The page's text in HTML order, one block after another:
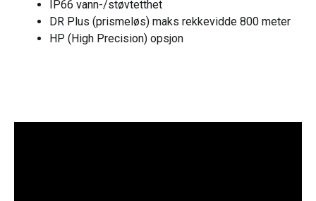
IP66 vann-/støvtetthet
DR Plus (prismeløs) maks rekkevidde 800 meter
HP (High Precision) opsjon